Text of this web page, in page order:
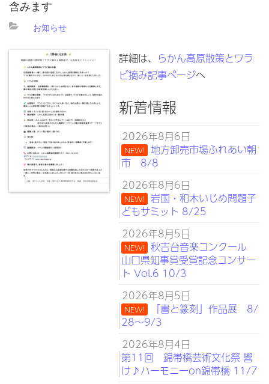
含みます
お知らせ
詳細は、 らかん高原散策とワラ
ビ摘み記事ページへ
新着情報
2026年8月6日
NEW! 地方卸売市場ふれあい朝
市 8/8
2026年8月6日
NEW! 岩国・和木いじめ問題子
どもサミット 8/25
2026年8月5日
NEW! 秋吉台音楽コンクール
山口県知事賞受賞記念コンサー
ト Vol.6 10/3
2026年8月5日
NEW!
「書と篆刻」作品展 8/
28～9/3
2026年8月4日
第11回 錦帯橋芸術文化祭 響
け♪ハーモニーon錦帯橋 11/7